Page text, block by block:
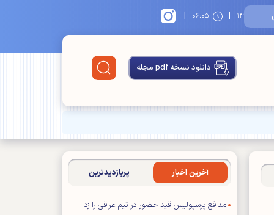
| ۰۶:۰۵ |
دانلود نسخه pdf مجله
آخرین اخبار پربازدیدترین
مدافع پرسپولیس قید حضور در تیم عراقی را زد